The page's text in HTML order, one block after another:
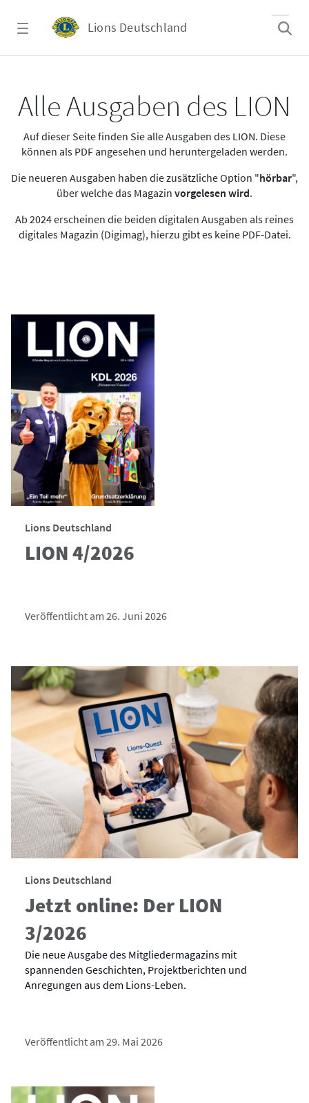
Lions Deutschland
Alle Ausgaben des LION
Auf dieser Seite finden Sie alle Ausgaben des LION. Diese
können als PDF angesehen und heruntergeladen werden.
Die neueren Ausgaben haben die zusätzliche Option "hörbar",
über welche das Magazin vorgelesen wird.
Ab 2024 erscheinen die beiden digitalen Ausgaben als reines
digitales Magazin (Digimag), hierzu gibt es keine PDF-Datei.
Lions Deutschland
LION 4/2026
Veröffentlicht am 26. Juni 2026
Lions Deutschland
Jetzt online: Der LION
3/2026
Die neue Ausgabe des Mitgliedermagazins mit
spannenden Geschichten, Projektberichten und
Anregungen aus dem Lions-Leben.
Veröffentlicht am 29. Mai 2026